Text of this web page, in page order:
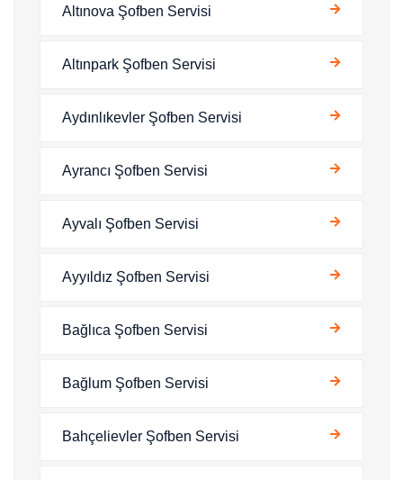
Altınova Şofben Servisi
Altınpark Şofben Servisi
Aydınlıkevler Şofben Servisi
Ayrancı Şofben Servisi
Ayvalı Şofben Servisi
Ayyıldız Şofben Servisi
Bağlıca Şofben Servisi
Bağlum Şofben Servisi
Bahçelievler Şofben Servisi